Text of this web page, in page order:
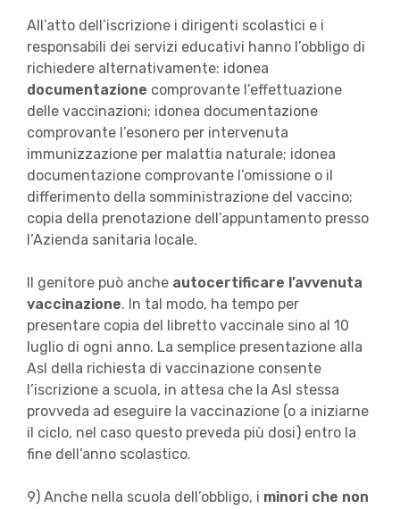
All’atto dell’iscrizione i dirigenti scolastici e i
responsabili dei servizi educativi hanno l’obbligo di
richiedere alternativamente: idonea
documentazione comprovante l’effettuazione
delle vaccinazioni; idonea documentazione
comprovante l’esonero per intervenuta
immunizzazione per malattia naturale; idonea
documentazione comprovante l’omissione o il
differimento della somministrazione del vaccino;
copia della prenotazione dell’appuntamento presso
l’Azienda sanitaria locale.
Il genitore può anche autocertificare l’avvenuta
vaccinazione. In tal modo, ha tempo per
presentare copia del libretto vaccinale sino al 10
luglio di ogni anno. La semplice presentazione alla
Asl della richiesta di vaccinazione consente
l’iscrizione a scuola, in attesa che la Asl stessa
provveda ad eseguire la vaccinazione (o a iniziarne
il ciclo, nel caso questo preveda più dosi) entro la
fine dell’anno scolastico.
9) Anche nella scuola dell’obbligo, i minori che non